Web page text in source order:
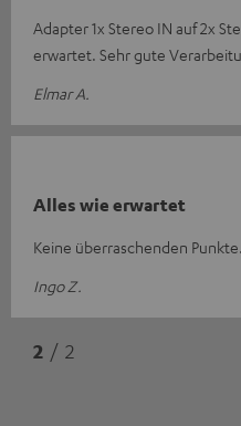
Adapter 1x Stereo IN auf 2x
erwartet. Sehr gute
Elmar A.
Alles wie erwartet
Keine überraschenden
Ingo Z.
2 / 2